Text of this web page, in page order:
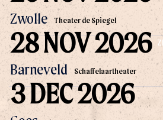
Zwolle Theater de Spiegel
Barneveld Schaffelaartheater
28 NOV 2026
3 DEC 2026